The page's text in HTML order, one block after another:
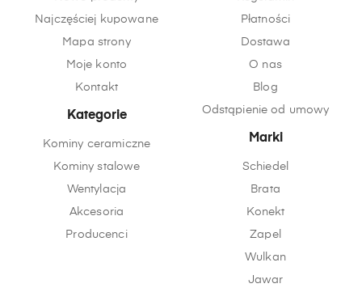
Najczęściej kupowane
Mapa strony
Moje konto
Kontakt
Kategorie
Kominy ceramiczne
Kominy stalowe
Wentylacja
Akcesoria
Producenci
Płatności
Dostawa
O nas
Blog
Odstąpienie od umowy
Marki
Schiedel
Brata
Konekt
Zapel
Wulkan
Jawar